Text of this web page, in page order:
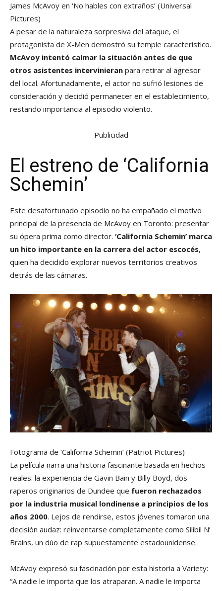
James McAvoy en ‘No hables con extraños’ (Universal
Pictures)
A pesar de la naturaleza sorpresiva del ataque, el
protagonista de X-Men demostró su temple característico.
McAvoy intentó calmar la situación antes de que
otros asistentes intervinieran para retirar al agresor
del local. Afortunadamente, el actor no sufrió lesiones de
consideración y decidió permanecer en el establecimiento,
restando importancia al episodio violento.
Publicidad
El estreno de ‘California
Schemin’
Este desafortunado episodio no ha empañado el motivo
principal de la presencia de McAvoy en Toronto: presentar
su ópera prima como director. ‘California Schemin’ marca
un hito importante en la carrera del actor escocés,
quien ha decidido explorar nuevos territorios creativos
detrás de las cámaras.
Fotograma de ‘California Schemin’ (Patriot Pictures)
La película narra una historia fascinante basada en hechos
reales: la experiencia de Gavin Bain y Billy Boyd, dos
raperos originarios de Dundee que fueron rechazados
por la industria musical londinense a principios de los
años 2000. Lejos de rendirse, estos jóvenes tomaron una
decisión audaz: reinventarse completamente como Silibil N’
Brains, un dúo de rap supuestamente estadounidense.
McAvoy expresó su fascinación por esta historia a Variety:
“A nadie le importa que los atraparan. A nadie le importa